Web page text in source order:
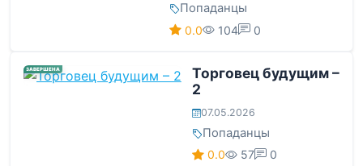
Попаданцы
0.0 104 0
ЗАВЕРШЕНА
Торговец будущим –
2
07.05.2026
Попаданцы
0.0 57 0